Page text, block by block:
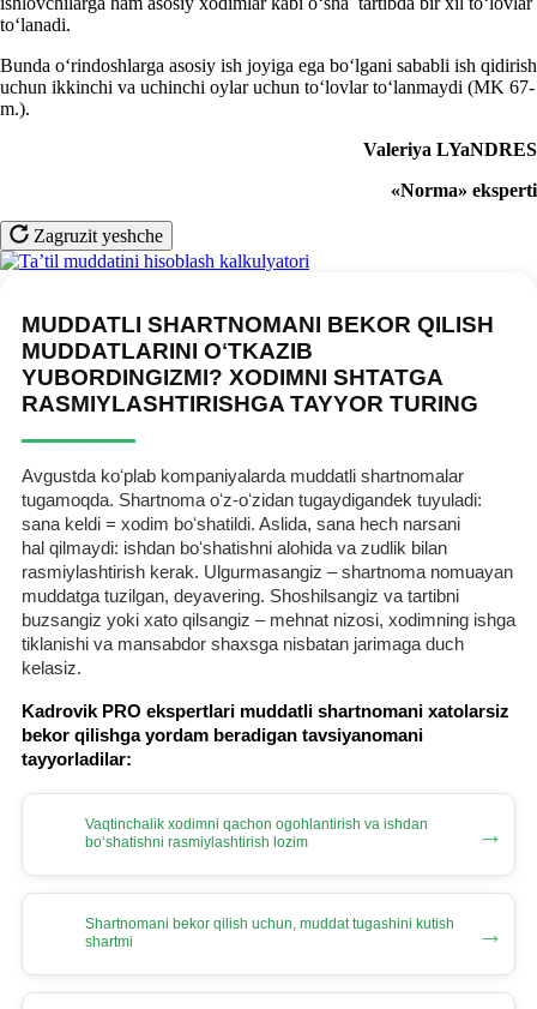
toʻlanadi.
Bunda oʻrindoshlarga asosiy ish joyiga ega boʻlgani sababli ish qidirish
uchun ikkinchi va uchinchi oylar uchun toʻlovlar toʻlanmaydi (MK 67-
m.).
Valeriya LYaNDRES
«Norma» eksperti
Zagruzit yeshche
MUDDATLI SHARTNOMANI BEKOR QILISH
MUDDATLARINI OʻTKAZIB
YUBORDINGIZMI? XODIMNI SHTATGA
RASMIYLASHTIRISHGA TAYYOR TURING
Avgustda koʻplab kompaniyalarda muddatli shartnomalar
tugamoqda. Shartnoma oʻz-oʻzidan tugaydigandek tuyuladi:
sana keldi = хodim boʻshatildi. Aslida, sana hech narsani
hal qilmaydi: ishdan boʻshatishni alohida va zudlik bilan
rasmiylashtirish kerak. Ulgurmasangiz – shartnoma nomuayan
muddatga tuzilgan, deyavering. Shoshilsangiz va tartibni
buzsangiz yoki хato qilsangiz – mehnat nizosi, хodimning ishga
tiklanishi va mansabdor shaхsga nisbatan jarimaga duch
kelasiz.
Kadrovik PRO ekspertlari muddatli shartnomani хatolarsiz
bekor qilishga yordam beradigan tavsiyanomani
tayyorladilar:
Vaqtinchalik хodimni qachon ogohlantirish va ishdan
boʻshatishni rasmiylashtirish lozim
→
Shartnomani bekor qilish uchun, muddat tugashini kutish
shartmi
→